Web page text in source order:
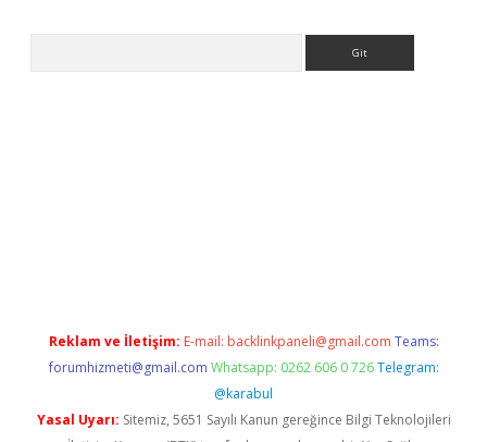
Reklam ve İletişim: E-mail: backlinkpaneli@gmail.com Teams:
forumhizmeti@gmail.com Whatsapp: 0262 606 0 726 Telegram:
@karabul
Yasal Uyarı: Sitemiz, 5651 Sayılı Kanun gereğince Bilgi Teknolojileri